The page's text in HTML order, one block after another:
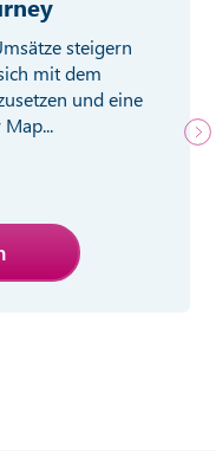
steigern
mit dem
und eine